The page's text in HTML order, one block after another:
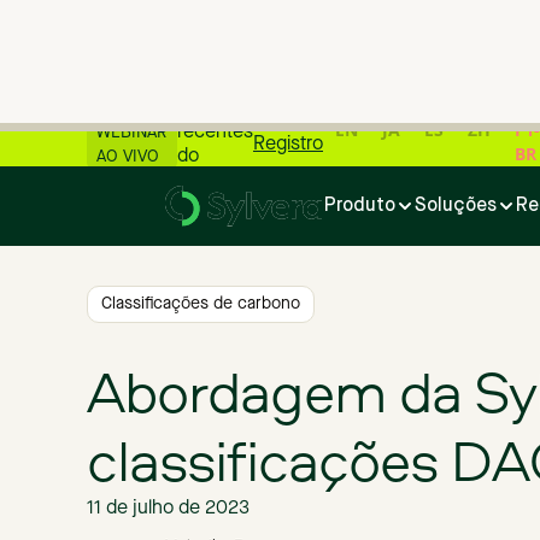
WEBINAR
AO VIVO
recentes
do
mercado
de
carbono
Registro
EN JA ES ZH
PT-
BR
Produto Soluções
Classificações de carbono
Abordagem da
classificações
11 de julho de 2023